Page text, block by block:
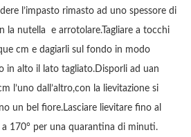
l’impasto rimasto ad uno spessore di
la nutella e arrotolare.Tagliare a tocchi
cm e dagiarli sul fondo in modo
in alto il lato tagliato.Disporli ad uan
l’uno dall’altro,con la lievitazione si
un bel fiore.Lasciare lievitare fino al
170° per una quarantina di minuti.